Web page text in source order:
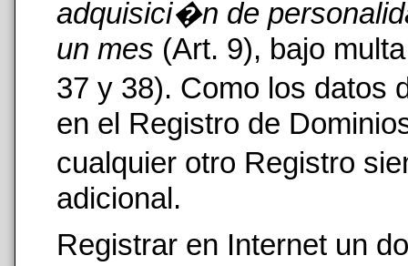
adquisici�n de
un mes (Art. 9), bajo
37 y 38). Como los datos
en el Registro de
cualquier otro Registro
adicional.
Registrar en Internet un